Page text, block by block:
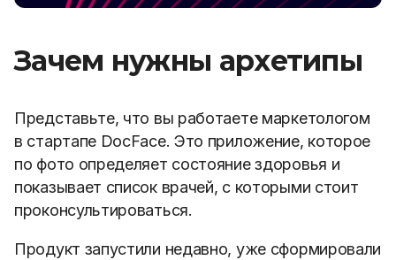
Зачем нужны архетипы
Представьте, что вы работаете маркетологом
в стартапе DocFace. Это приложение, которое
по фото определяет состояние здоровья и
показывает список врачей, с которыми стоит
проконсультироваться.
Продукт запустили недавно, уже сформировали